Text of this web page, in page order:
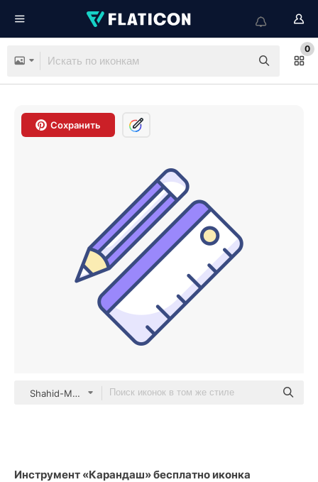
0
Сохранить
Shahid-Mehmood color lineal-color
Инструмент «Карандаш» бесплатно иконка